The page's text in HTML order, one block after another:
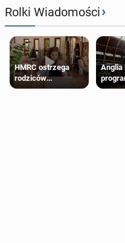
Rolki Wiadomości›
HMRC ostrzega
rodziców
pobierających Child
Anglia